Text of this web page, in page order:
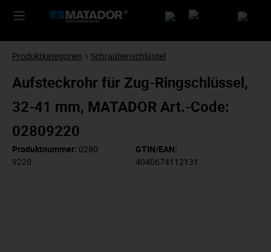
Produktkategorien Schraubenschlüssel
Aufsteckrohr für Zug-Ringschlüssel,
32-41 mm, MATADOR Art.-Code:
02809220
Produktnummer: 0280
9220
GTIN/EAN:
4040674112131